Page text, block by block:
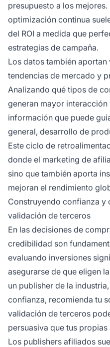
presupuesto a los
optimización continua
del ROI a medida que
estrategias de campaña.
Los datos también
tendencias de mercado y
Analizando qué tipos de
generan mayor
información que puede
general, desarrollo de
Este ciclo de
donde el marketing de
sino que también aporta
mejoran el rendimiento
Construyendo confianza y
validación de terceros
En las decisiones de
credibilidad son
evaluando inversiones
asegurarse de que eligen
un publisher de la
confianza, recomienda tu
validación de terceros
persuasiva que tus
Los publishers afiliados